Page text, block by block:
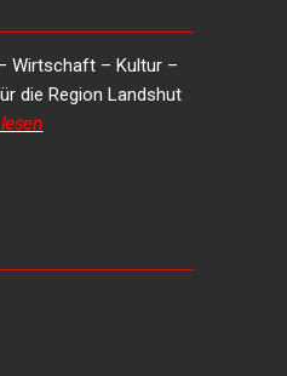
Wirtschaft – Kultur –
die Region Landshut